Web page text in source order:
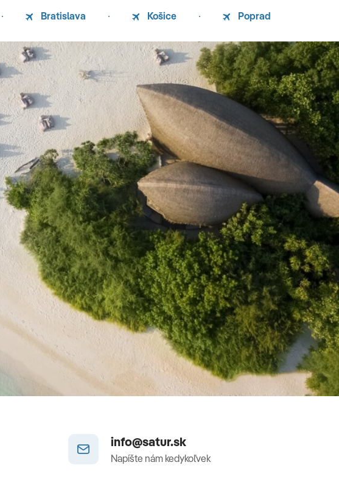
Bratislava Košice Poprad
info@satur.sk
Napíšte nám kedykoľvek